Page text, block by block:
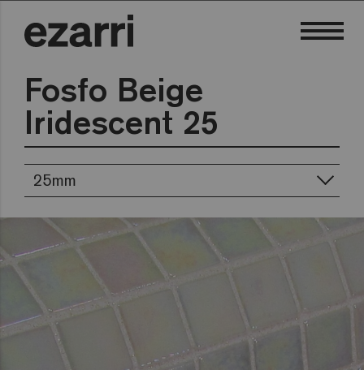
Fosfo Beige
Iridescent 25
25mm